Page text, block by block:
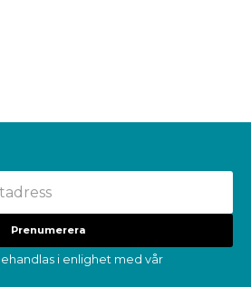
Prenumerera
i enlighet med vår